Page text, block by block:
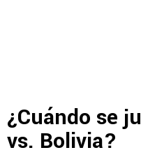
¿Cuándo se
vs. Bolivia?